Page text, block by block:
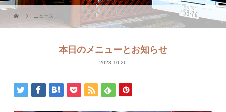
ニュース
本日のメニューとお知らせ
2023.10.26